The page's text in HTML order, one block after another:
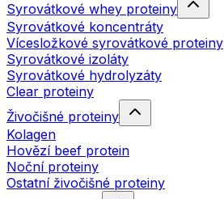
Syrovátkové whey proteiny
Syrovátkové koncentráty
Vícesložkové syrovátkové proteiny
Syrovátkové izoláty
Syrovátkové hydrolyzáty
Clear proteiny
Živočišné proteiny
Kolagen
Hovězí beef protein
Noční proteiny
Ostatní živočišné proteiny